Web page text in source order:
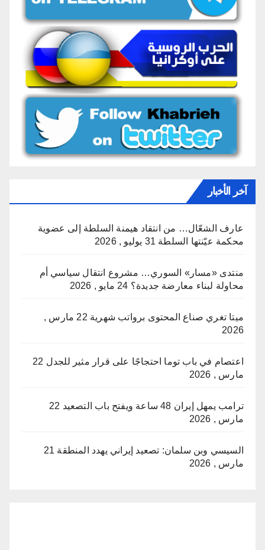
آخر الأخبار
عارف الشعّال… من انتقاد هيمنة السلطة إلى عضوية
محكمة عيّنتها السلطة 31 يوليو , 2026
منتدى «مسار» السوري… مشروع انتقال سياسي أم
محاولة لبناء معارضة جديدة؟ 24 مايو , 2026
ميتا تغري صناع المحتوى برواتب شهرية
22 مارس ,
2026
اعتصام في باب توما احتجاجًا على قرار مثير للجدل 22
مارس , 2026
ترامب يمهل إيران 48 ساعة ويفتح باب التصعيد
22
مارس , 2026
السيسي وبن سلمان: تصعيد إيراني يهدد المنطقة 21
مارس , 2026